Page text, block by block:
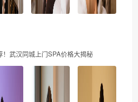
武汉同城上门SPA价格大揭秘